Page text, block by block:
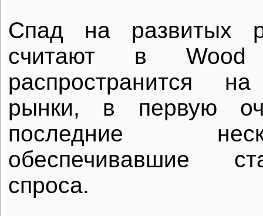
Спад на развитых
считают в
распространится
рынки, в первую
последние
обеспечивавшие
спроса.